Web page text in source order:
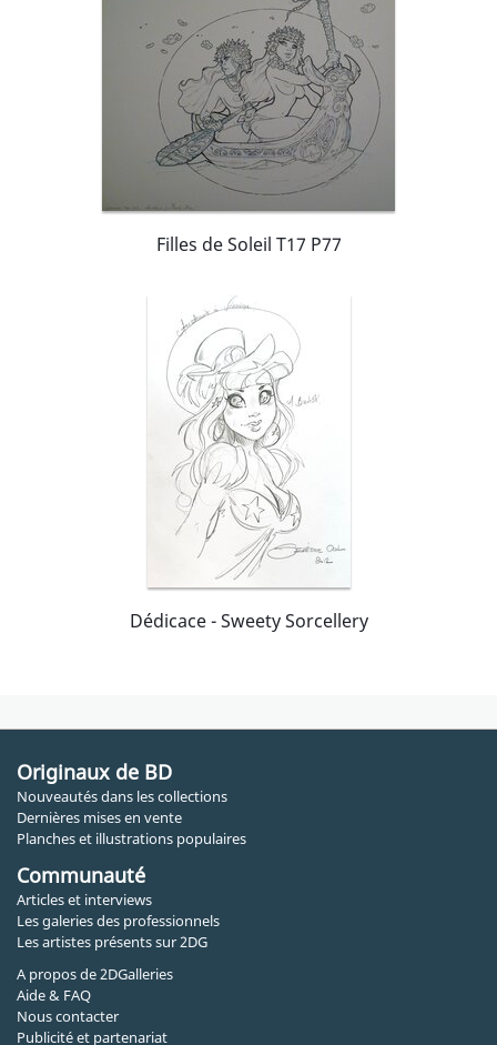
Filles de Soleil T17 P77
Dédicace - Sweety Sorcellery
Originaux de BD
Nouveautés dans les collections
Dernières mises en vente
Planches et illustrations populaires
Communauté
Articles et interviews
Les galeries des professionnels
Les artistes présents sur 2DG
A propos de 2DGalleries
Aide & FAQ
Nous contacter
Publicité et partenariat